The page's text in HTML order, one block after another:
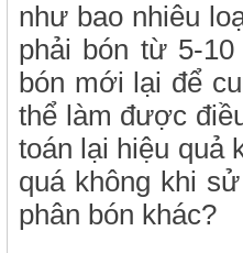
như bao nhiêu
phải bón từ 5-
bón mới lại để
thể làm được
toán lại hiệu quả
quá không khi
phân bón khác?